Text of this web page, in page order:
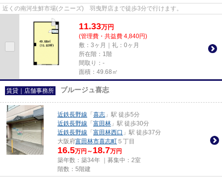
近くの南河生鮮市場(クニーズ) 羽曳野店まで徒歩3分で行けます。
11.33万円
(管理費・共益費 4,840円)
敷：3ヶ月｜礼：0ヶ月
所在階：1階
間取り：-
面積：49.68㎡
賃貸｜店舗事務所 ブルージュ喜志
近鉄長野線 「 喜志 」駅 徒歩5分
近鉄長野線 「 富田林 」駅 徒歩30分
近鉄長野線 「 富田林西口 」駅 徒歩37分
大阪府富田林市喜志町 ５丁目
16.5万円～ 18.7万円
築年数：築34年 ｜募集中： 2室
階数：5階建